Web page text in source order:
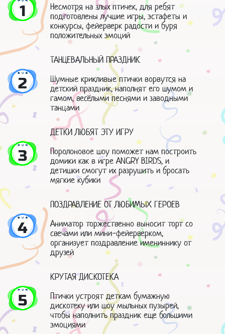
1
Несмотря на злых птичек, для ребят
подготовлены лучшие игры, эстафеты и
конкурсы, фейерверк радости и буря
положительных эмоций
2
ТАНЦЕВАЛЬНЫЙ ПРАЗДНИК
Шумные крикливые птички ворвутся на
детский праздник, наполнят его шумом и
гамом, весёлыми песнями и заводными
танцами
3
ДЕТКИ ЛЮБЯТ ЭТУ ИГРУ
Поролоновое шоу поможет нам построить
домики как в игре ANGRY BIRDS, и
детишки смогут их разрушить и бросать
мягкие кубики
4
ПОЗДРАВЛЕНИЕ ОТ ЛЮБИМЫХ ГЕРОЕВ
Аниматор торжественно выносит торт со
свечами или мини-фейерверком,
организует поздравление имениннику от
друзей
5
КРУТАЯ ДИСКОТЕКА
Птички устроят деткам бумажную
дискотеку или шоу мыльных пузырей,
чтобы наполнить праздник еще большими
эмоциями